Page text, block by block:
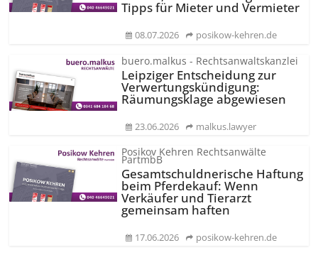
Tipps für Mieter und Vermieter
08.07.2026 posikow-kehren.de
buero.malkus - Rechtsanwaltskanzlei
Leipziger Entscheidung zur
Verwertungs­kündigung:
Räumungsklage abgewiesen
23.06.2026 malkus.lawyer
Posikov Kehren Rechtsanwälte
PartmbB
Gesamtschuld­nerische Haftung
beim Pferdekauf: Wenn
Verkäufer und Tierarzt
gemeinsam haften
17.06.2026 posikow-kehren.de